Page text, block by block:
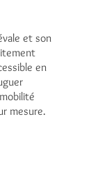
et son
en
mesure.